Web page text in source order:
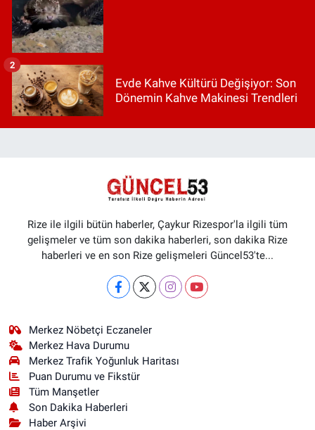
Evde Kahve Kültürü Değişiyor: Son
Dönemin Kahve Makinesi Trendleri
2
Rize ile ilgili bütün haberler, Çaykur Rizespor'la ilgili tüm
gelişmeler ve tüm son dakika haberleri, son dakika Rize
haberleri ve en son Rize gelişmeleri Güncel53'te...
Merkez Nöbetçi Eczaneler
Merkez Hava Durumu
Merkez Trafik Yoğunluk Haritası
Puan Durumu ve Fikstür
Tüm Manşetler
Son Dakika Haberleri
Haber Arşivi